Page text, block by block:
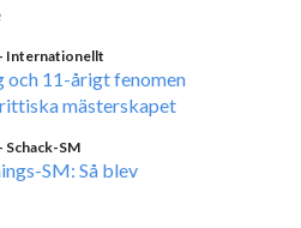
- Internationellt
11-årigt fenomen
mästerskapet
- Schack-SM
SM: Så blev